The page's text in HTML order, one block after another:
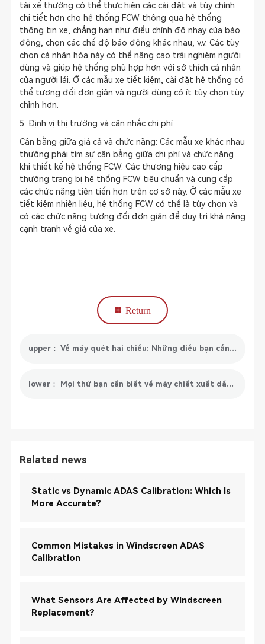
tài xế thường có thể thực hiện các cài đặt và tùy chỉnh
chi tiết hơn cho hệ thống FCW thông qua hệ thống
thông tin xe, chẳng hạn như điều chỉnh độ nhạy của báo
động, chọn các chế độ báo động khác nhau, v.v. Các tùy
chọn cá nhân hóa này có thể nâng cao trải nghiệm người
dùng và giúp hệ thống phù hợp hơn với sở thích cá nhân
của người lái. Ở các mẫu xe tiết kiệm, cài đặt hệ thống có
thể tương đối đơn giản và người dùng có ít tùy chọn tùy
chỉnh hơn.
5. Định vị thị trường và cân nhắc chi phí
Cân bằng giữa giá cả và chức năng: Các mẫu xe khác nhau
thường phải tìm sự cân bằng giữa chi phí và chức năng
khi thiết kế hệ thống FCW. Các thương hiệu cao cấp
thường trang bị hệ thống FCW tiêu chuẩn và cung cấp
các chức năng tiên tiến hơn trên cơ sở này. Ở các mẫu xe
tiết kiệm nhiên liệu, hệ thống FCW có thể là tùy chọn và
có các chức năng tương đối đơn giản để duy trì khả năng
cạnh tranh về giá của xe.
Return
upper： Về máy quét hai chiều: Những điều bạn cần biết
lower： Mọi thứ bạn cần biết về máy chiết xuất dầu động cơ
Related news
Static vs Dynamic ADAS Calibration: Which Is
More Accurate?
Common Mistakes in Windscreen ADAS
Calibration
What Sensors Are Affected by Windscreen
Replacement?